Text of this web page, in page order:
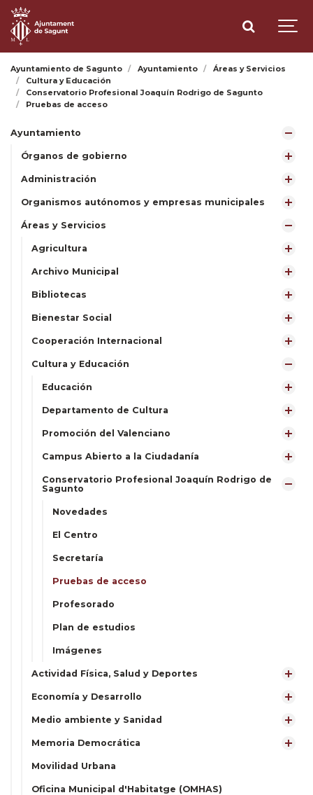
Ayuntamiento de Sagunto Ayuntamiento
Áreas y Servicios
Cultura y Educación
Conservatorio Profesional Joaquín Rodrigo de Sagunto
Pruebas de acceso
Ayuntamiento
Órganos de gobierno
Administración
Organismos autónomos y empresas municipales
Áreas y Servicios
Agricultura
Archivo Municipal
Bibliotecas
Bienestar Social
Cooperación Internacional
Cultura y Educación
Educación
Departamento de Cultura
Promoción del Valenciano
Campus Abierto a la Ciudadanía
Conservatorio Profesional Joaquín Rodrigo de
Sagunto
Novedades
El Centro
Secretaría
Pruebas de acceso
Profesorado
Plan de estudios
Imágenes
Actividad Física, Salud y Deportes
Economía y Desarrollo
Medio ambiente y Sanidad
Memoria Democrática
Movilidad Urbana
Oficina Municipal d'Habitatge (OMHAS)